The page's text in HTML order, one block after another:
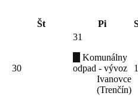
Št Pi
30
31
Komunálny
odpad - vývoz
Ivanovce
(Trenčín)
1